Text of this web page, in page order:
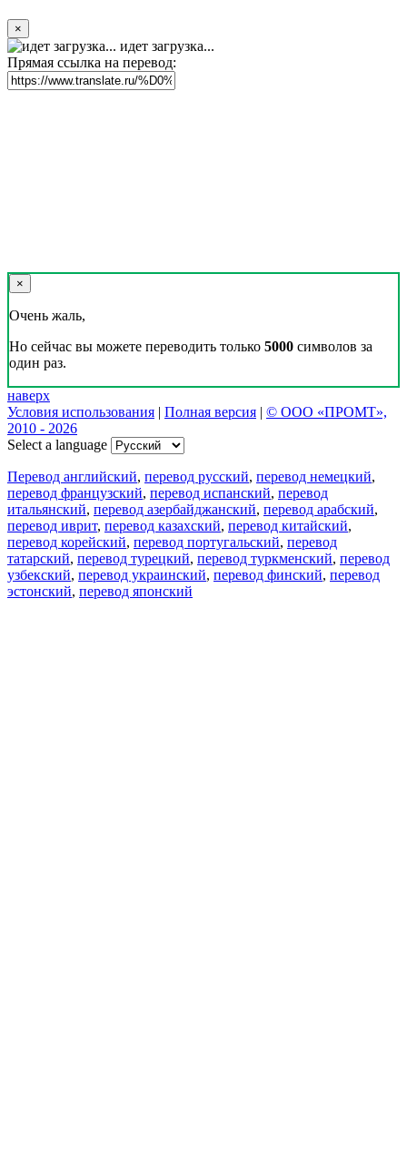
×
идет загрузка...
Прямая ссылка на перевод:
×
Очень жаль,
Но сейчас вы можете переводить только 5000 символов за
один раз.
наверх
Условия использования | Полная версия | © ООО «ПРОМТ»,
2010 - 2026
Select a language
Перевод английский, перевод русский, перевод немецкий,
перевод французский, перевод испанский, перевод
итальянский, перевод азербайджанский, перевод арабский,
перевод иврит, перевод казахский, перевод китайский,
перевод корейский, перевод португальский, перевод
татарский, перевод турецкий, перевод туркменский, перевод
узбекский, перевод украинский, перевод финский, перевод
эстонский, перевод японский